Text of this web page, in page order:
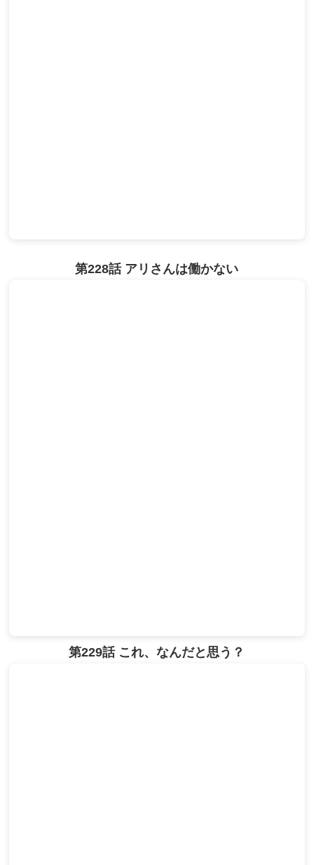
第228話 アリさんは働かない
第229話 これ、なんだと思う？